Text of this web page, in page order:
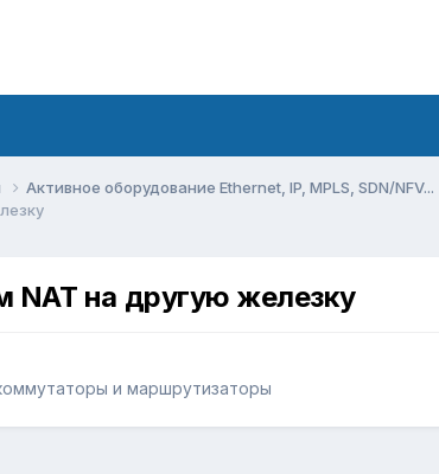
Активное оборудование Ethernet, IP, MPLS, SDN/NFV...
NAT на другую железку
и маршрутизаторы